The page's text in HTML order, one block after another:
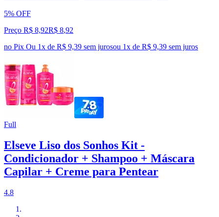
5% OFF
Preço R$ 8,92R$ 8,92
no Pix Ou 1x de R$ 9,39 sem jurosou 1x de R$ 9,39 sem juros
Full
Elseve Liso dos Sonhos Kit -
Condicionador + Shampoo + Máscara
Capilar + Creme para Pentear
4.8